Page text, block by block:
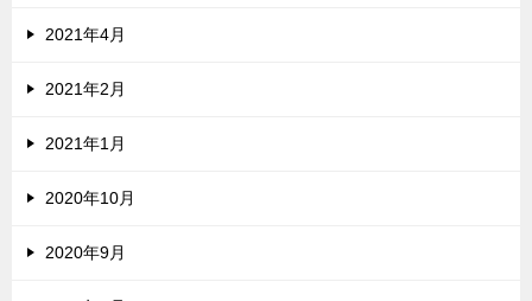
2021年4月
2021年2月
2021年1月
2020年10月
2020年9月